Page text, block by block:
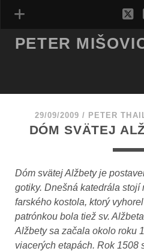
PETER
29/09/2009 / PETER
DÓM SVÄTEJ
Dóm svätej Alžbety je
gotiky. Dnešná katedrála
farského kostola, ktorý
patrónkou bola tiež sv.
Alžbety sa začala okolo roku
viacerých etapách. Rok 1508